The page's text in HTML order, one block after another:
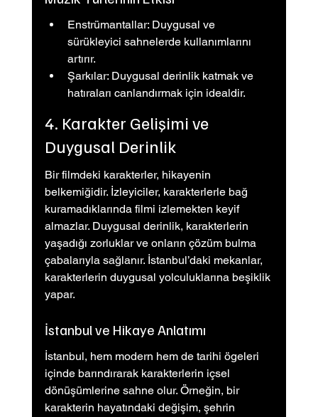
Enstrümantallar: Duygusal ve
sürükleyici sahnelerde kullanımlarını
artırır.
Şarkılar: Duygusal derinlik katmak ve
hatıraları canlandırmak için idealdir.
4. Karakter Gelişimi ve
Duygusal Derinlik
Bir filmdeki karakterler, hikayenin
belkemiğidir. İzleyiciler, karakterlerle bağ
kuramadıklarında filmi izlemekten keyif
almazlar. Duygusal derinlik, karakterlerin
yaşadığı zorluklar ve onların çözüm bulma
çabalarıyla sağlanır. İstanbul’daki mekanlar,
karakterlerin duygusal yolculuklarına beşiklik
yapar.
İstanbul ve Hikaye Anlatımı
İstanbul, hem modern hem de tarihi ögeleri
içinde barındırarak karakterlerin içsel
dönüşümlerine sahne olur. Örneğin, bir
karakterin hayatındaki değişim, şehrin